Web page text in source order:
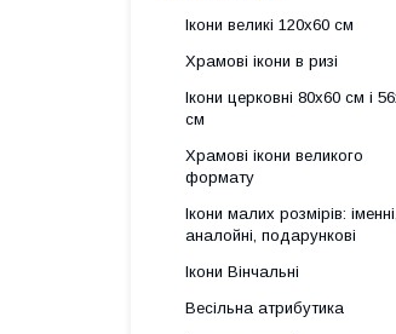
Ікони великі 120х60 см
Храмові ікони в ризі
Ікони церковні 80х60 см і
см
Храмові ікони великого
формату
Ікони малих розмірів: іменні,
аналойні, подарункові
Ікони Вінчальні
Весільна атрибутика